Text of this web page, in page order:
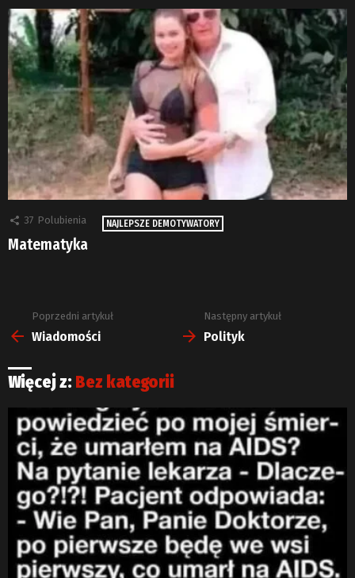
37 Polubienia NAJLEPSZE DEMOTYWATORY
Matematyka
Zobacz
więcej
Poprzedni artykuł
Wiadomości
Następny artykuł
Polityk
Więcej z: Bez kategorii